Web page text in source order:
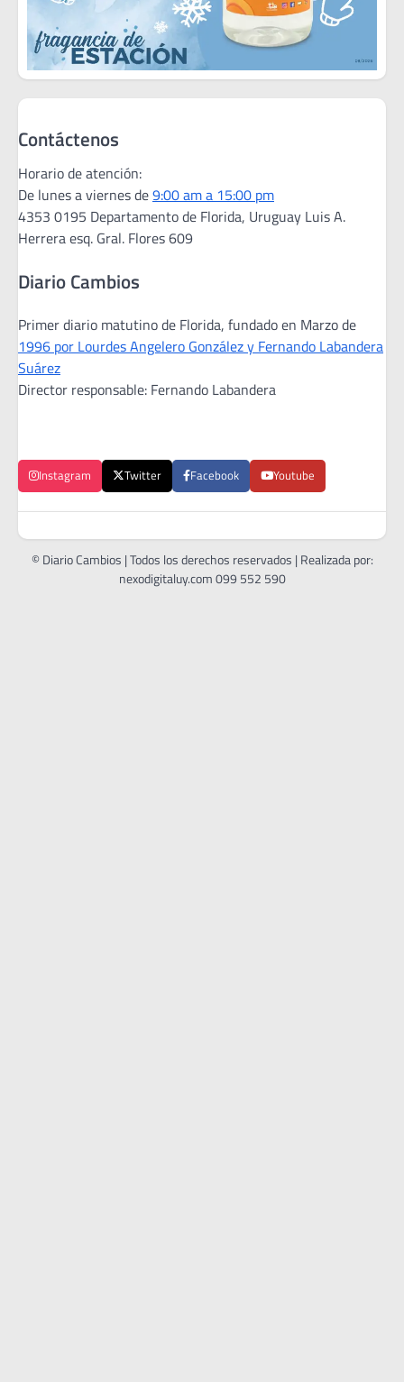
Contáctenos
Horario de atención:
De lunes a viernes de9:00 am a 15:00 pm
4353 0195 Departamento de Florida, Uruguay Luis A.
Herrera esq. Gral. Flores 609
Diario Cambios
Primer diario matutino de Florida, fundado en Marzo de
1996 por Lourdes Angelero González y Fernando Labandera
Suárez
Director responsable: Fernando Labandera
Instagram Twitter Facebook Youtube